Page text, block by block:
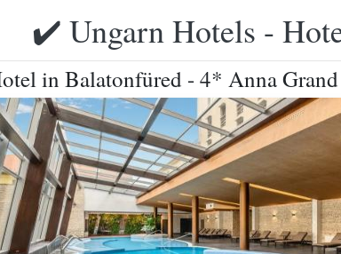
✔️ Ungarn Hotels -
in Balatonfüred - 4* Anna